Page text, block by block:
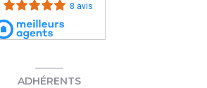
8 avis
ADHÉRENTS